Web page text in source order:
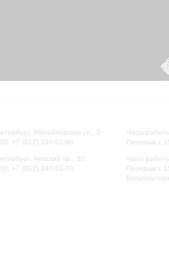
Михайловская ул., 2
+7 (812) 240-01-80
Невский пр., 30
+7 (812) 240-01-70
Часы
Перерыв с
Часы
Перерыв с
Вопросы